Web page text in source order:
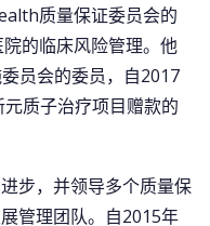
质量保证委员会的
的临床风险管理。他
员会的委员，自2017
质子治疗项目赠款的
步，并领导多个质量保
管理团队。自2015年